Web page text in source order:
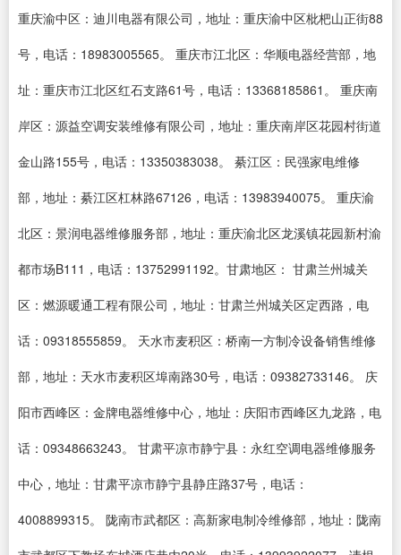
重庆渝中区：迪川电器有限公司，地址：重庆渝中区枇杷山正街88
号，电话：18983005565。 重庆市江北区：华顺电器经营部，地
址：重庆市江北区红石支路61号，电话：13368185861。 重庆南
岸区：源益空调安装维修有限公司，地址：重庆南岸区花园村街道
金山路155号，电话：13350383038。 綦江区：民强家电维修
部，地址：綦江区杠林路67126，电话：13983940075。 重庆渝
北区：景润电器维修服务部，地址：重庆渝北区龙溪镇花园新村渝
都市场B111，电话：13752991192。甘肃地区： 甘肃兰州城关
区：燃源暖通工程有限公司，地址：甘肃兰州城关区定西路，电
话：09318555859。 天水市麦积区：桥南一方制冷设备销售维修
部，地址：天水市麦积区埠南路30号，电话：09382733146。 庆
阳市西峰区：金牌电器维修中心，地址：庆阳市西峰区九龙路，电
话：09348663243。 甘肃平凉市静宁县：永红空调电器维修服务
中心，地址：甘肃平凉市静宁县静庄路37号，电话：
4008899315。 陇南市武都区：高新家电制冷维修部，地址：陇南